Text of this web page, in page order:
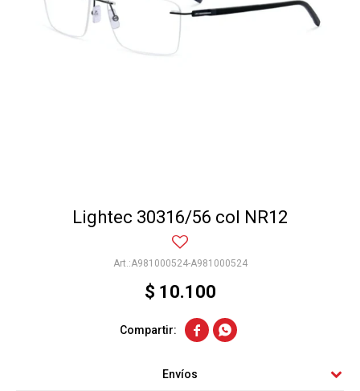
Lightec 30316/56 col NR12
A981000524-A981000524
$ 10.100
 
Envíos